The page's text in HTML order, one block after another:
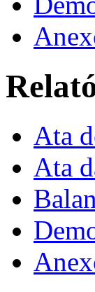
Ata
Ata